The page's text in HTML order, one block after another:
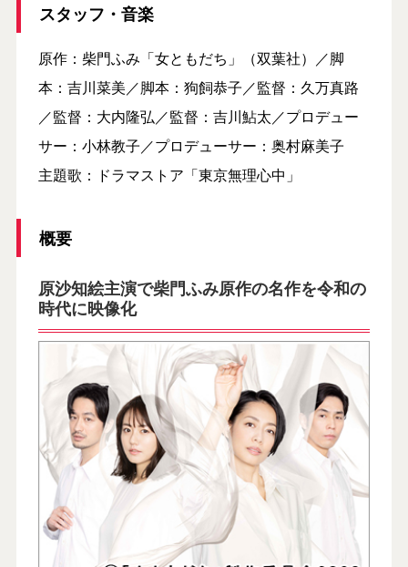
スタッフ・音楽
原作：柴門ふみ「女ともだち」（双葉社）／脚
本：吉川菜美／脚本：狗飼恭子／監督：久万真路
／監督：大内隆弘／監督：吉川鮎太／プロデュー
サー：小林教子／プロデューサー：奥村麻美子
主題歌：ドラマストア「東京無理心中」
概要
原沙知絵主演で柴門ふみ原作の名作を令和の
時代に映像化